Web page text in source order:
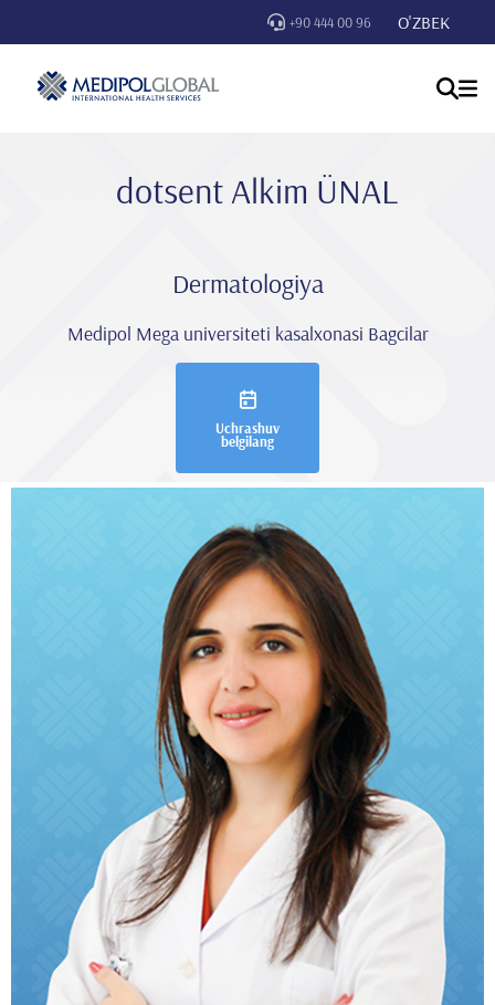
+90 444 00 96 O'ZBEK
dotsent Alkim ÜNAL
Dermatologiya
Medipol Mega universiteti kasalxonasi Bagcilar
Uchrashuv
belgilang